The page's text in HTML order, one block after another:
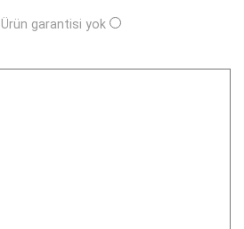
Ürün garantisi yok